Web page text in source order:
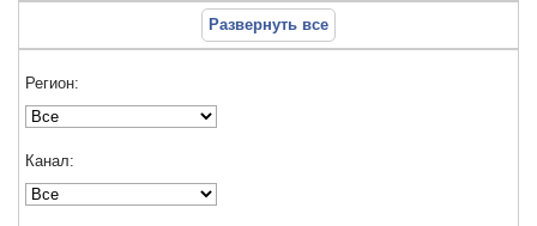
Развернуть все
Регион:
Канал: